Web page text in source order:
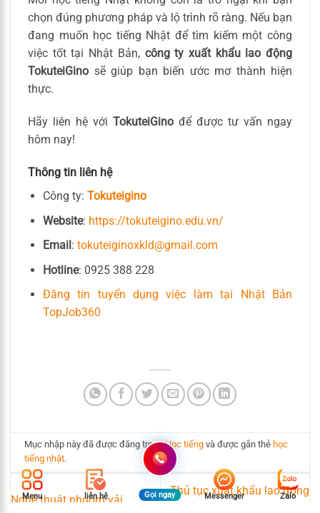
chọn đúng phương pháp và lộ trình rõ ràng. Nếu bạn
đang muốn học tiếng Nhật để tìm kiếm một công
việc tốt tại Nhật Bản, công ty xuất khẩu lao động
TokuteiGino sẽ giúp bạn biến ước mơ thành hiện
thực.
Hãy liên hệ với TokuteiGino để được tư vấn ngay
hôm nay!
Thông tin liên hệ
Công ty: Tokuteigino
Website: https://tokuteigino.edu.vn/
Email: tokuteiginoxkld@gmail.com
Hotline: 0925 388 228
Đăng tin tuyển dụng việc làm tại Nhật Bản
TopJob360
Mục nhập này đã được đăng trongHọc tiếng và được gắn thẻ học
tiếng nhật.
Nghệ thuật nhuộm vải
Thủ tục xuất khẩu lao động
Menu liên hệ Gọi ngay Messenger Zalo